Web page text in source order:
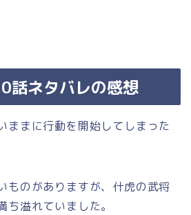
話ネタバレの感想
ままに行動を開始してしまった
ものがありますが、什虎の武将
溢れていました。